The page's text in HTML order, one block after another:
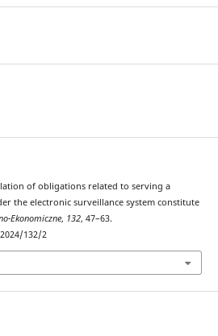
of obligations related to serving a
the electronic surveillance system constitute
Ekonomiczne, 132, 47–63.
132/2